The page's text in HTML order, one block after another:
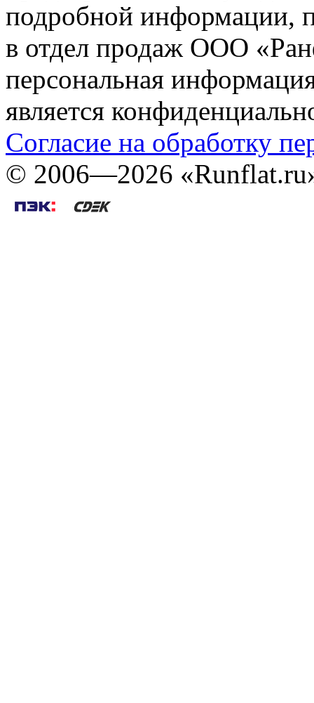
подробной информации,
в отдел продаж ООО
персональная
является
Согласие на обработку
© 2006—2026